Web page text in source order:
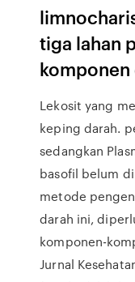
tiga lahan
komponen
Lekosit yang
keping darah.
sedangkan
basofil belum
metode
darah ini,
komponen-
Jurnal